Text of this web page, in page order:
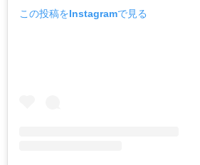
この投稿をInstagramで見る